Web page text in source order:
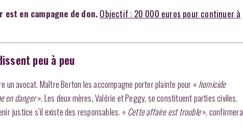
est en campagne de don. Objectif : 20 000 euros pour continuer à
peu à peu
un avocat. Maître Berton les accompagne porter plainte pour « homicide
en danger». Les deux mères, Valérie et Peggy, se constituent parties civiles.
justice s’il existe des responsables. « Cette affaire est trouble», confirmera